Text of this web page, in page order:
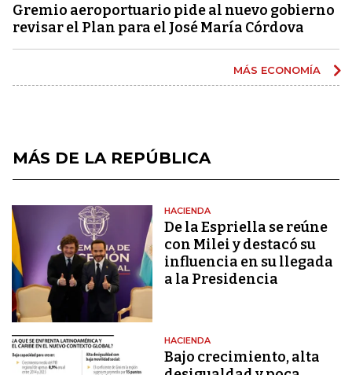
Gremio aeroportuario pide al nuevo gobierno
revisar el Plan para el José María Córdova
MÁS ECONOMÍA
MÁS DE LA REPÚBLICA
HACIENDA
De la Espriella se reúne
con Milei y destacó su
influencia en su llegada
a la Presidencia
HACIENDA
Bajo crecimiento, alta